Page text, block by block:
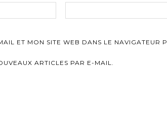
ET MON SITE WEB DANS LE NAVIGATEUR
ARTICLES PAR E-MAIL.